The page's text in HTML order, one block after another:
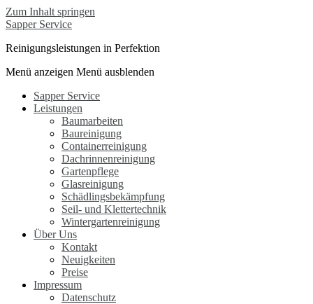
Zum Inhalt springen
Sapper Service
Reinigungsleistungen in Perfektion
Menü anzeigen Menü ausblenden
Sapper Service
Leistungen
Baumarbeiten
Baureinigung
Containerreinigung
Dachrinnenreinigung
Gartenpflege
Glasreinigung
Schädlingsbekämpfung
Seil- und Klettertechnik
Wintergartenreinigung
Über Uns
Kontakt
Neuigkeiten
Preise
Impressum
Datenschutz